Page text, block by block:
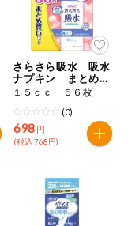
さらさら吸水 吸水
ナプキン まとめ買
いパック
１５ｃｃ ５６枚
(0)
698 円
(税込 768円)